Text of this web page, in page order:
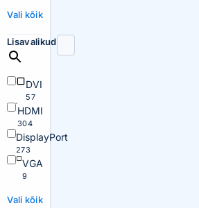
Vali kõik
Lisavalikud
DVI
57
HDMI
304
DisplayPort
273
VGA
9
Vali kõik